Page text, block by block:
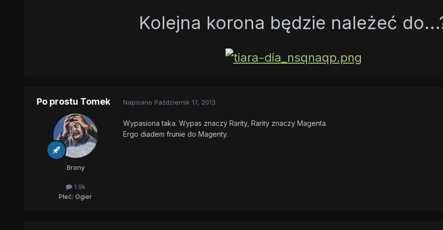
Kolejna korona będzie należeć
Po prostu Tomek
Brony
1.9k
Płeć: Ogier
Napisano Październik 17, 2013
Wypasiona taka. Wypas znaczy Rarity, Rarity znaczy Magenta.
Ergo diadem frunie do Magenty.